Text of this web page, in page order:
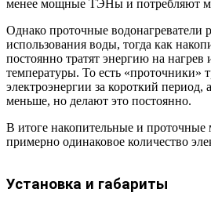
менее мощные ТЭНы и потребляют
Однако проточные водонагреватели
использования воды, тогда как
постоянно тратят энергию на нагрев
температуры. То есть «проточники»
электроэнергии за короткий
меньше, но делают это постоянно.
В итоге накопительные и проточные
примерно одинаковое количество
Установка и габариты